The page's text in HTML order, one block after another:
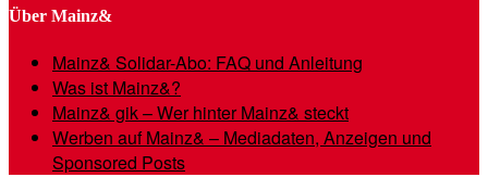
Über Mainz&
Mainz& Solidar-Abo: FAQ und Anleitung
Was ist Mainz&?
Mainz& gik – Wer hinter Mainz& steckt
Werben auf Mainz& – Mediadaten, Anzeigen und
Sponsored Posts